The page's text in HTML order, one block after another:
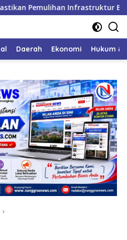
Infrastruktur Berjalan
Daerah Ekonomi Hukum &